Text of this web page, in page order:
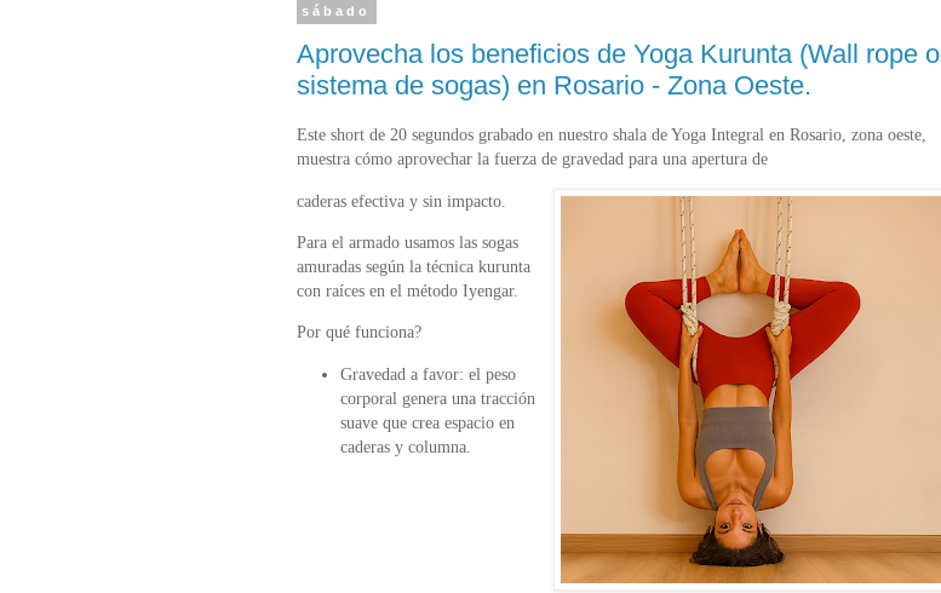
sábado
Aprovecha los beneficios de Yoga Kurunta (Wall rope o
sistema de sogas) en Rosario - Zona Oeste.
Este short de 20 segundos grabado en nuestro shala de Yoga Integral en Rosario, zona oeste,
muestra cómo aprovechar la fuerza de gravedad para una apertura de
caderas efectiva y sin impacto.
Para el armado usamos las sogas
amuradas según la técnica kurunta
con raíces en el método Iyengar.
Por qué funciona?
Gravedad a favor: el peso
corporal genera una tracción
suave que crea espacio en
caderas y columna.